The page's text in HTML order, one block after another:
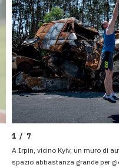
1 / 7
A Irpin, vicino Kyiv, un muro di
spazio abbastanza grande per